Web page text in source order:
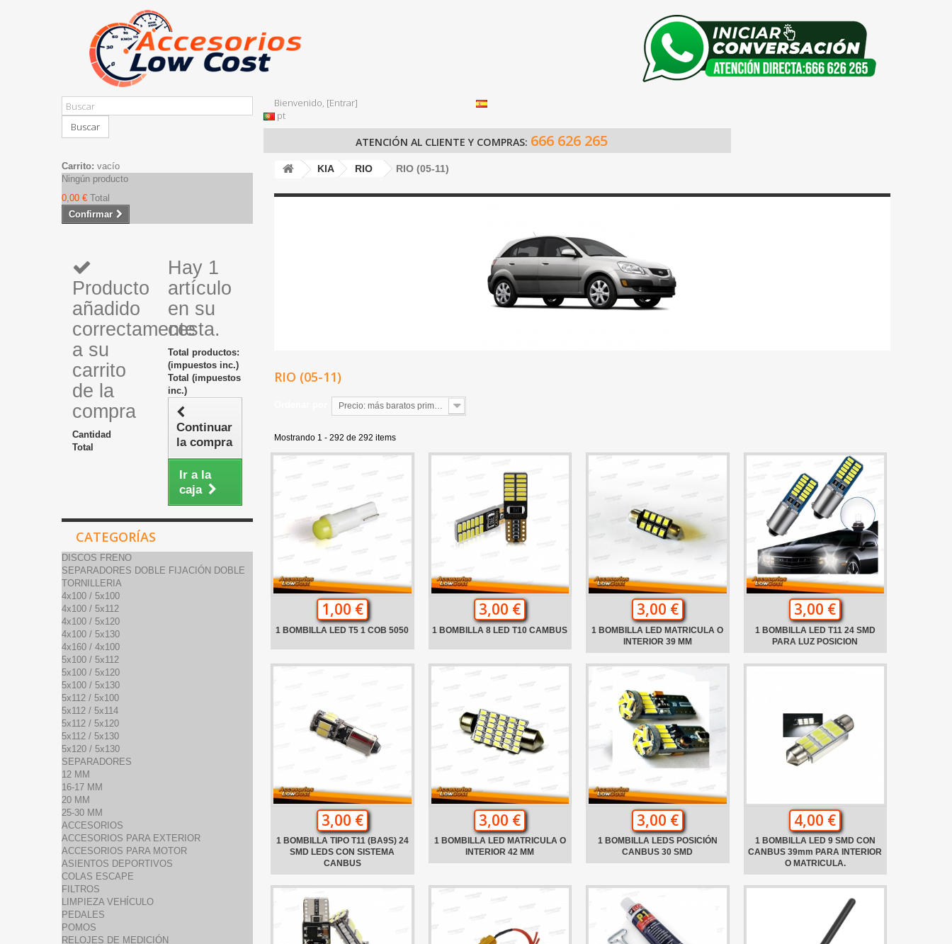
Buscar
Bienvenido, [Entrar]
pt
ATENCIÓN AL CLIENTE Y COMPRAS: 666 626 265
Carrito: vacío
Ningún producto
0,00 € Total
Confirmar
Producto
añadido
correctamente
a su
carrito
de la
compra
Cantidad
Total
Hay 1
artículo
en su
cesta.
Total productos:
(impuestos inc.)
Total (impuestos
inc.)
Continuar
la compra
Ir a la
caja
CATEGORÍAS
DISCOS FRENO
SEPARADORES DOBLE FIJACIÓN DOBLE
TORNILLERIA
4x100 / 5x100
4x100 / 5x112
4x100 / 5x120
4x100 / 5x130
4x160 / 4x100
5x100 / 5x112
5x100 / 5x120
5x100 / 5x130
5x112 / 5x100
5x112 / 5x114
5x112 / 5x120
5x112 / 5x130
5x120 / 5x130
SEPARADORES
12 MM
16-17 MM
20 MM
25-30 MM
ACCESORIOS
ACCESORIOS PARA EXTERIOR
ACCESORIOS PARA MOTOR
ASIENTOS DEPORTIVOS
COLAS ESCAPE
FILTROS
LIMPIEZA VEHÍCULO
PEDALES
POMOS
RELOJES DE MEDICIÓN
KIA RIO RIO (05-11)
RIO (05-11)
Precio: más baratos primero
Mostrando 1 - 292 de 292 items
1,00 €
1 BOMBILLA LED T5 1 COB 5050
3,00 €
1 BOMBILLA 8 LED T10 CAMBUS
3,00 €
1 BOMBILLA LED MATRICULA O
INTERIOR 39 MM
3,00 €
1 BOMBILLA LED T11 24 SMD
PARA LUZ POSICION
3,00 €
1 BOMBILLA TIPO T11 (BA9S) 24
SMD LEDS CON SISTEMA
CANBUS
3,00 €
1 BOMBILLA LED MATRICULA O
INTERIOR 42 MM
3,00 €
1 BOMBILLA LEDS POSICIÓN
CANBUS 30 SMD
4,00 €
1 BOMBILLA LED 9 SMD CON
CANBUS 39mm PARA INTERIOR
O MATRICULA.